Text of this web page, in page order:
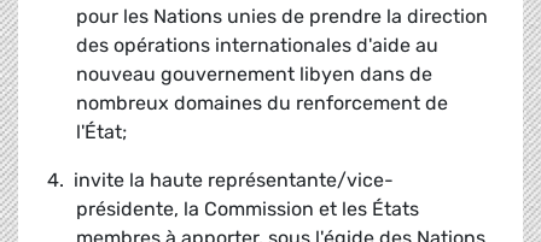
pour les Nations unies de prendre la direction
des opérations internationales d'aide au
nouveau gouvernement libyen dans de
nombreux domaines du renforcement de
l'État;
4. invite la haute représentante/vice-
présidente, la Commission et les États